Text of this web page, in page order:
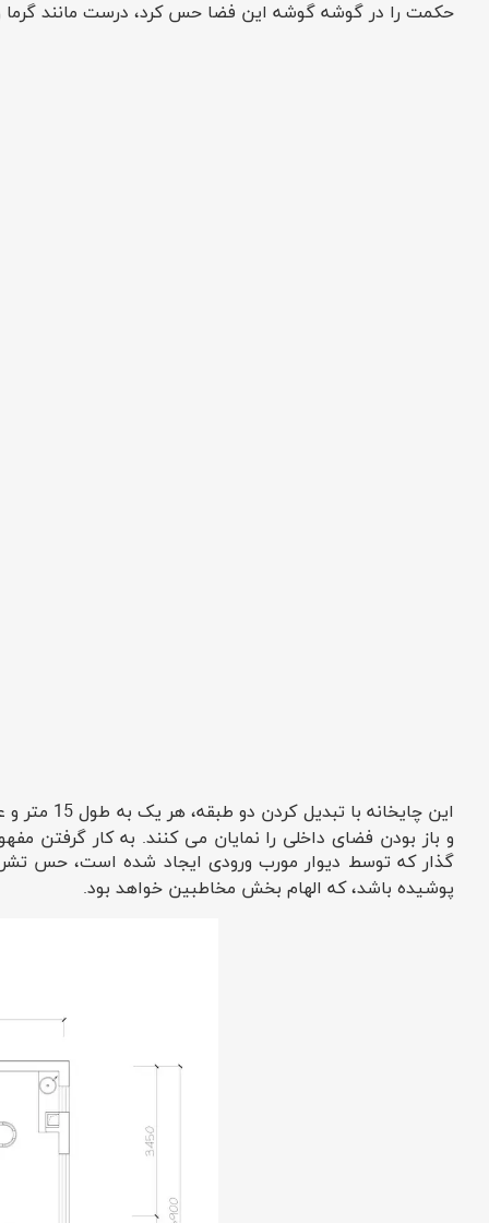
حکمت را در گوشه گوشه این فضا حس کرد، درست مانند گرما
و باز بودن فضای داخلی را نمایان می کنند. به کار گرفتن
گذار که توسط دیوار مورب ورودی ایجاد شده است، حس
پوشیده باشد، که الهام بخش مخاطبین خواهد بود.